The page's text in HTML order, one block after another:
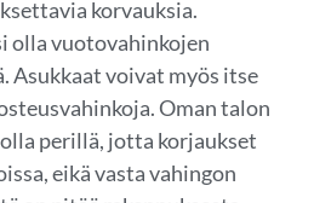
korvauksia.
olla vuotovahinkojen
Asukkaat voivat myös itse
Oman talon
perillä, jotta korjaukset
eikä vasta vahingon